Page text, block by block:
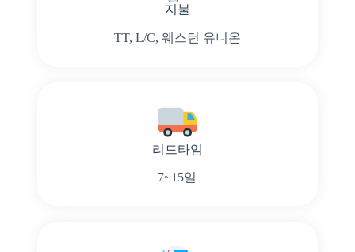
지불
TT, L/C, 웨스턴 유니온
리드타임
7~15일